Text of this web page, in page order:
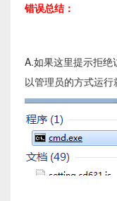
错误总结：
A.如果这里提示拒
以管理员的方式运